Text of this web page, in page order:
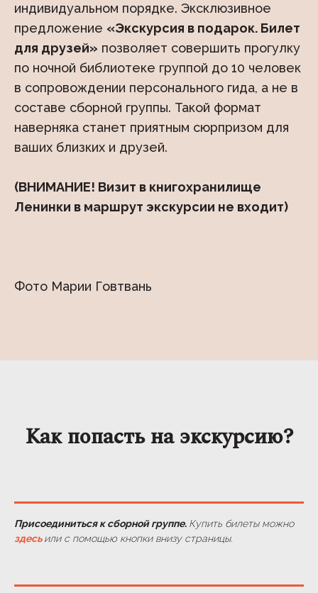
индивидуальном порядке. Эксклюзивное
предложение «Экскурсия в подарок. Билет
для друзей» позволяет совершить прогулку
по ночной библиотеке группой до 10 человек
в сопровождении персонального гида, а не в
составе сборной группы. Такой формат
наверняка станет приятным сюрпризом для
ваших близких и друзей.
(ВНИМАНИЕ! Визит в книгохранилище
Ленинки в маршрут экскурсии не входит)
Фото Марии Говтвань
Как попасть на экскурсию?
Присоединиться к сборной группе. Купить билеты можно
здесьили с помощью кнопки внизу страницы.